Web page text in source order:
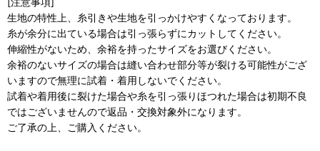
生地の特性上、糸引きや生地を引っかけやすくなっております。
糸が余分に出ている場合は引っ張らずにカットしてください。
伸縮性がないため、余裕を持ったサイズをお選びください。
余裕のないサイズの場合は縫い合わせ部分等が裂ける可能性がござ
いますので無理に試着・着用しないでください。
試着や着用後に裂けた場合や糸を引っ張りほつれた場合は初期不良
ではございませんので返品・交換対象外になります。
ご了承の上、ご購入ください。